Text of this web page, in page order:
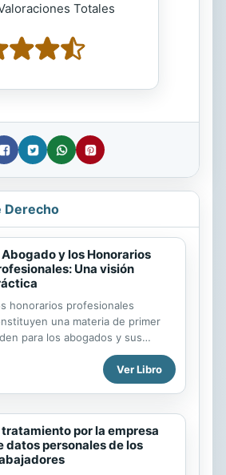
Totales
Derecho
Abogado y los Honorarios
Una visión
honorarios profesionales
una materia de primer
para los abogados y sus
Los primeros, sabedores de
importancia que para el desarrollo
crecimiento de sus despachos
y adecuada compensación por
servicios; los segundos,
sensibilizados al gran
que representa satisfacer
Ver Libro
tratamiento por la empresa
datos personales de los